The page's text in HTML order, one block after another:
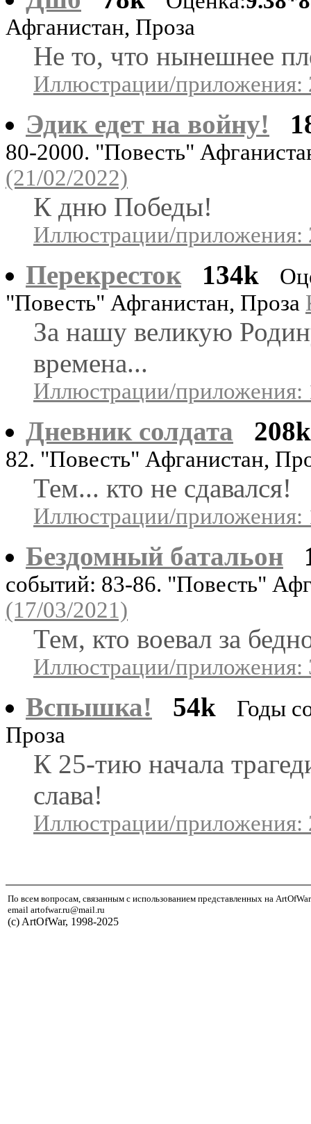
Афганистан, Проза
Не то, что нынешнее
Иллюстрации/приложения:
Эдик едет на войну!
80-2000. "Повесть"
(21/02/2022)
К дню Победы!
Иллюстрации/приложения:
Перекресток 134k
"Повесть" Афганистан, Проза
За нашу великую
времена...
Иллюстрации/приложения:
Дневник солдата 208k
82. "Повесть" Афганистан,
Тем... кто не сдавался!
Иллюстрации/приложения:
Бездомный батальон
событий: 83-86. "Повесть"
(17/03/2021)
Тем, кто воевал за
Иллюстрации/приложения:
Вспышка! 54k
Годы
Проза
К 25-тию начала
слава!
Иллюстрации/приложения:
По всем вопросам, связанным с использованием представленных на
email artofwar.ru@mail.ru
(с) ArtOfWar, 1998-2025